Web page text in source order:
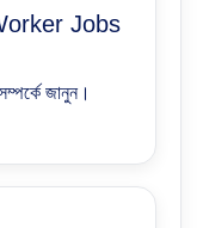
Jobs
জানুন।